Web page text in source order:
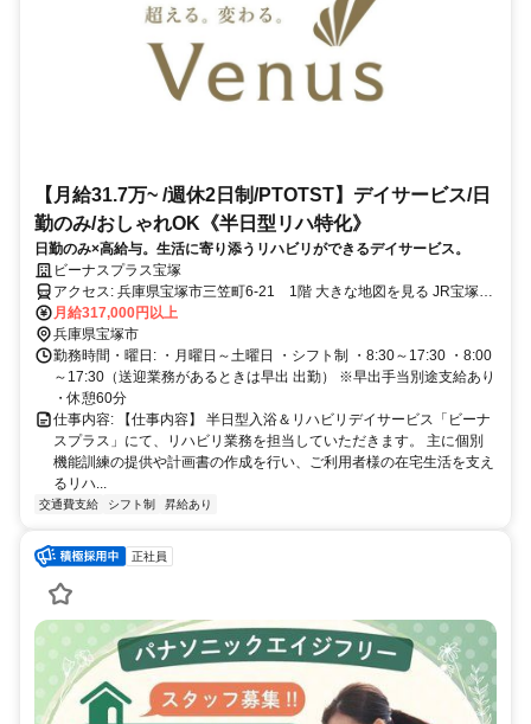
【月給31.7万~ /週休2日制/PTOTST】デイサービス/日
勤のみ/おしゃれOK《半日型リハ特化》
日勤のみ×高給与。生活に寄り添うリハビリができるデイサービス。
ビーナスプラス宝塚
アクセス: 兵庫県宝塚市三笠町6-21 1階 大きな地図を見る JR宝塚線
中山寺駅から徒歩で12分 阪急宝塚本線 中山観音駅から徒歩で13分
月給317,000円以上
兵庫県宝塚市
勤務時間・曜日: ・月曜日～土曜日 ・シフト制 ・8:30～17:30 ・8:00
～17:30（送迎業務があるときは早出 出勤） ※早出手当別途支給あり
・休憩60分
仕事内容: 【仕事内容】 半日型入浴＆リハビリデイサービス「ビーナ
スプラス」にて、リハビリ業務を担当していただきます。 主に個別
機能訓練の提供や計画書の作成を行い、ご利用者様の在宅生活を支え
るリハ...
交通費支給 シフト制 昇給あり
正社員